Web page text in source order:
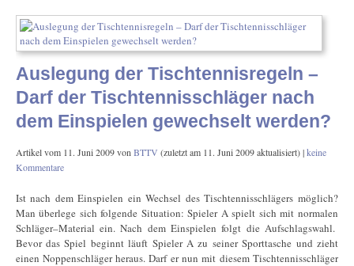
Auslegung der Tischtennisregeln –
Darf der Tischtennisschläger nach
dem Einspielen gewechselt werden?
Artikel vom 11. Juni 2009von BTTV (zuletzt am 11. Juni 2009aktualisiert) |keine
Kommentare
Ist nach dem Einspielen ein Wechsel des Tischtennisschlägers möglich?
Man überlege sich folgende Situation: Spieler A spielt sich mit normalen
Schläger–Material ein. Nach dem Einspielen folgt die Aufschlagswahl.
Bevor das Spiel beginnt läuft Spieler A zu seiner Sporttasche und zieht
einen Noppenschläger heraus. Darf er nun mit diesem Tischtennisschläger